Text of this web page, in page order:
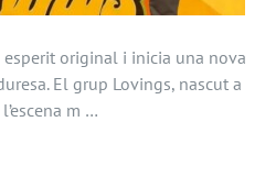
esperit original i inicia una nova
El grup Lovings, nascut a
m …